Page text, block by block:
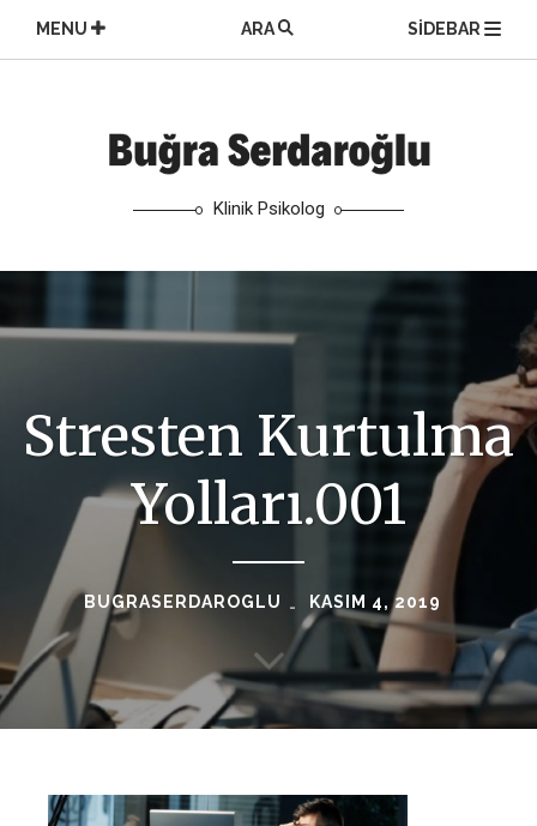
content
MENU ARA SIDEBAR
Klinik Psikolog
Stresten Kurtulma
Yolları.001
BUGRASERDAROGLU KASIM 4, 2019